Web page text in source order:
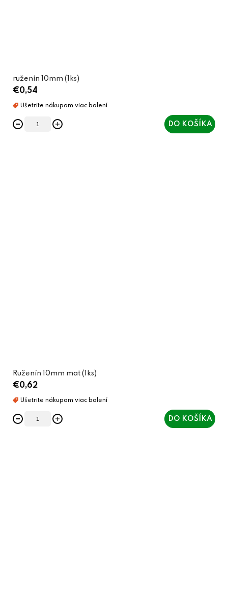
ruženín 10mm (1ks)
€0,54
DO KOŠÍKA
Ruženín 10mm mat (1ks)
€0,62
DO KOŠÍKA